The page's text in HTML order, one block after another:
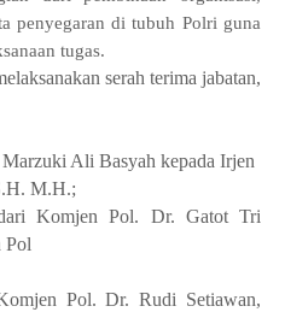
penyegaran di tubuh Polri guna
tugas.
serah terima jabatan,
Ali Basyah kepada Irjen
M.H.;
Komjen Pol. Dr. Gatot Tri
Pol
Pol. Dr. Rudi Setiawan,